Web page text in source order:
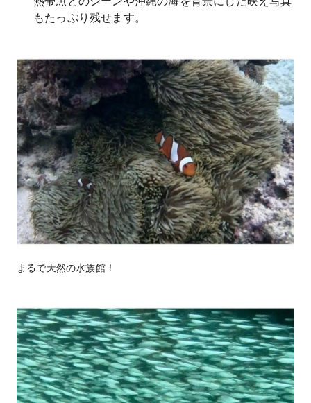
もたっぷり残せます。
まるで天然の水族館！